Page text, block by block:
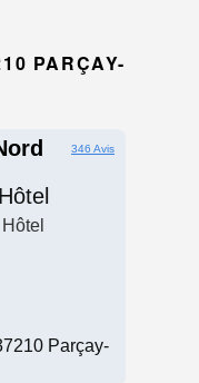
PARÇAY-
346 Avis
Hôtel
Hôtel
Parçay-